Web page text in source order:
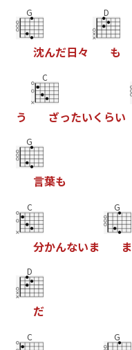
G
沈んだ日々
D
も
う
C
ざったいく らい
G
言葉も
C
分かんないま
G
ま
D
だ
C G